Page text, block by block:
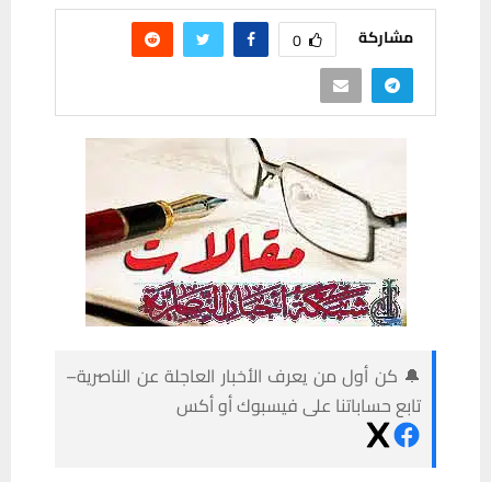
مشاركة 0
🔔 كن أول من يعرف الأخبار العاجلة عن الناصرية–
تابع حساباتنا على فيسبوك أو أكس